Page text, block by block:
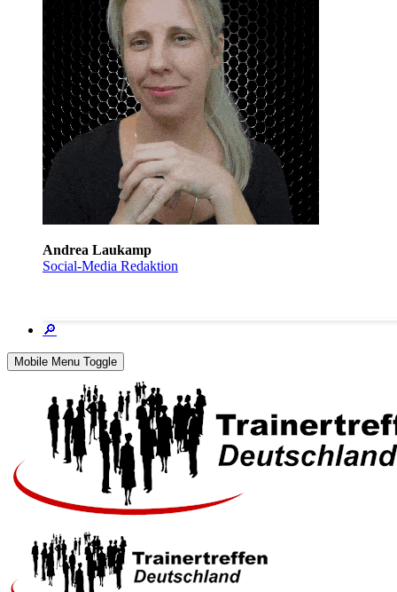
Andrea Laukamp
Social-Media Redaktion
🔎
Mobile Menu Toggle